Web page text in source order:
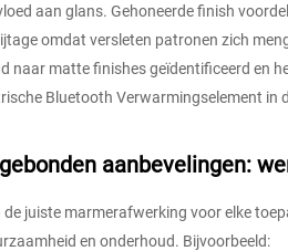
aan glans. Gehoneerde finish
omdat versleten patronen zich
naar matte finishes geïdentificeerd en
Bluetooth Verwarmingselement
aanbevelingen:
de juiste marmerafwerking voor elke
en onderhoud. Bijvoorbeeld: